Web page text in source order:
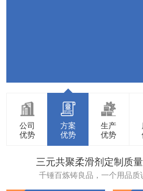
公司
优势
方案
优势
生产
优势
三元共聚柔滑剂定制质
千锤百炼铸良品，一个用品质